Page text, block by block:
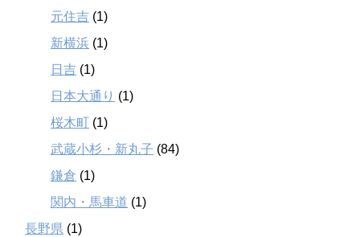
元住吉 (1)
新横浜 (1)
日吉 (1)
日本大通り (1)
桜木町 (1)
武蔵小杉・新丸子 (84)
鎌倉 (1)
関内・馬車道 (1)
長野県 (1)